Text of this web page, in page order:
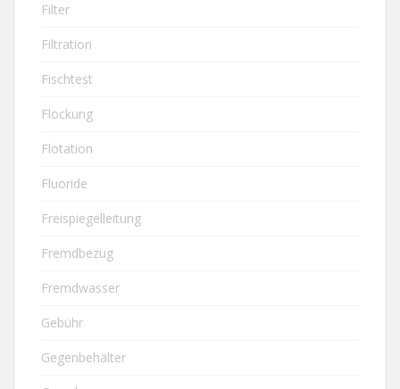
Filter
Filtration
Fischtest
Flockung
Flotation
Fluoride
Freispiegelleitung
Fremdbezug
Fremdwasser
Gebühr
Gegenbehälter